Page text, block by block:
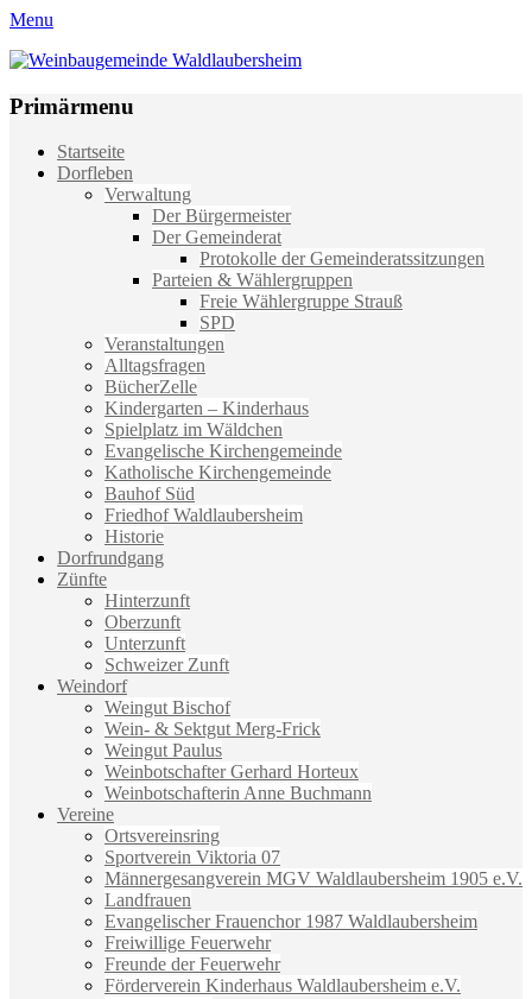
Menu
Weinbaugemeinde Waldlaubersheim
Primärmenu
Weiter
zum
Startseite
Dorfleben
Verwaltung
Der Bürgermeister
Der Gemeinderat
Protokolle der Gemeinderatssitzungen
Parteien & Wählergruppen
Freie Wählergruppe Strauß
SPD
Veranstaltungen
Alltagsfragen
BücherZelle
Kindergarten – Kinderhaus
Spielplatz im Wäldchen
Evangelische Kirchengemeinde
Katholische Kirchengemeinde
Bauhof Süd
Friedhof Waldlaubersheim
Historie
Dorfrundgang
Zünfte
Hinterzunft
Oberzunft
Unterzunft
Schweizer Zunft
Weindorf
Weingut Bischof
Wein- & Sektgut Merg-Frick
Weingut Paulus
Weinbotschafter Gerhard Horteux
Weinbotschafterin Anne Buchmann
Vereine
Ortsvereinsring
Sportverein Viktoria 07
Männergesangverein MGV Waldlaubersheim 1905 e.V.
Landfrauen
Evangelischer Frauenchor 1987 Waldlaubersheim
Freiwillige Feuerwehr
Freunde der Feuerwehr
Förderverein Kinderhaus Waldlaubersheim e.V.